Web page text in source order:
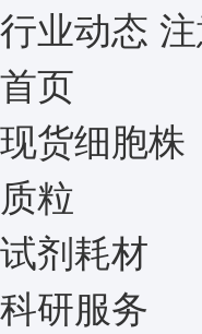
行业动态
首页
现货细胞株
质粒
试剂耗材
科研服务